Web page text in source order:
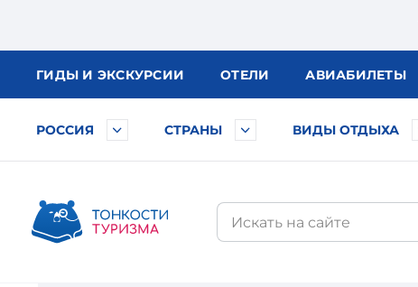
ГИДЫ И ЭКСКУРСИИ ОТЕЛИ АВИАБИЛЕТЫ
РОССИЯ СТРАНЫ ВИДЫ ОТДЫХА